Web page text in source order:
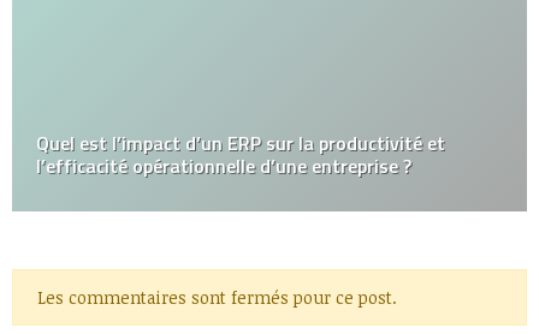
Quel est l’impact d’un ERP sur la productivité et
l’efficacité opérationnelle d’une entreprise ?
Les commentaires sont fermés pour ce post.